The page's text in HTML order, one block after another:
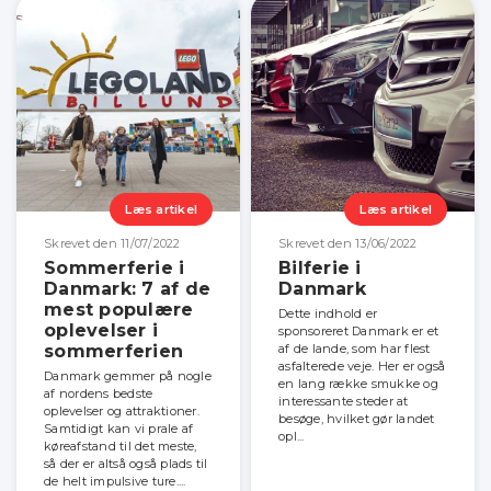
Læs artikel
Skrevet den 11/07/2022
Sommerferie i
Danmark: 7 af de
mest populære
oplevelser i
sommerferien
Danmark gemmer på nogle
af nordens bedste
oplevelser og attraktioner.
Samtidigt kan vi prale af
køreafstand til det meste,
så der er altså også plads til
de helt impulsive ture....
Læs artikel
Skrevet den 13/06/2022
Bilferie i
Danmark
Dette indhold er
sponsoreret Danmark er et
af de lande, som har flest
asfalterede veje. Her er også
en lang række smukke og
interessante steder at
besøge, hvilket gør landet
opl...